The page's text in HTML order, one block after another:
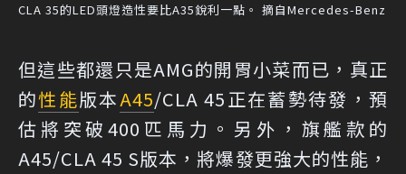
CLA 35的LED頭燈造性要比A35銳利一點。 摘自Mercedes-Benz
但這些都還只是AMG的開胃小菜而已，真正
的性能版本A45/CLA 45正在蓄勢待發，預
估將突破400匹馬力。另外，旗艦款的
A45/CLA 45 S版本，將爆發更強大的性能，